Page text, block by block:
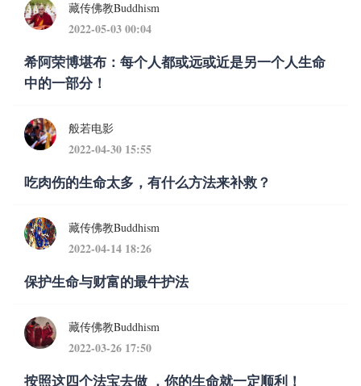
藏传佛教Buddhism
2022-05-03 00:04
希阿荣博堪布：每个人都或远或近是另一个人生命
中的一部分！
般若电影
2022-04-30 15:55
吃肉伤的生命太多，有什么方法来补救？
藏传佛教Buddhism
2022-04-14 18:26
保护生命与财富的最牛护法
藏传佛教Buddhism
2022-03-26 17:50
按照这四个法宝去做 ，你的生命就一定顺利！